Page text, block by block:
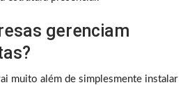
gerenciam
muito além de simplesmente instalar